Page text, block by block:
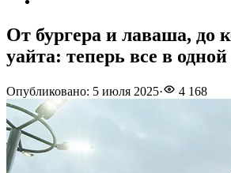
От бургера и лаваша, до
уайта: теперь все в
Опубликовано: 5 июля 2025· 4 168